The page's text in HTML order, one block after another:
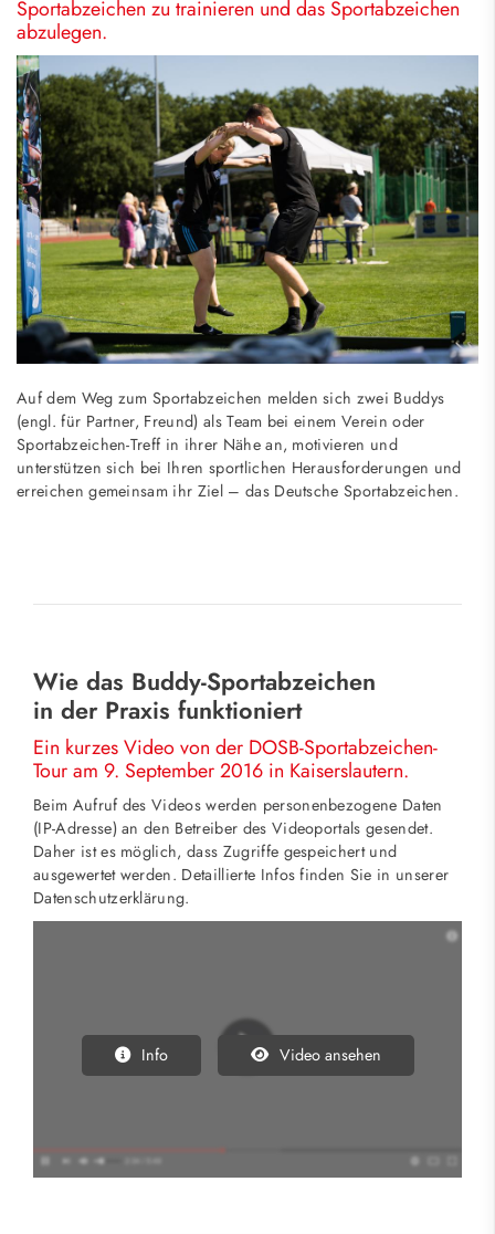
Sportabzeichen zu trainieren und das Sportabzeichen
abzulegen.
Auf dem Weg zum Sportabzeichen melden sich zwei Buddys
(engl. für Partner, Freund) als Team bei einem Verein oder
Sportabzeichen-Treff in ihrer Nähe an, motivieren und
unterstützen sich bei Ihren sportlichen Herausforderungen und
erreichen gemeinsam ihr Ziel – das Deutsche Sportabzeichen.
Wie das Buddy-Sportabzeichen
in der Praxis funktioniert
Ein kurzes Video von der DOSB-Sportabzeichen-
Tour am 9. September 2016 in Kaiserslautern.
Beim Aufruf des Videos werden personenbezogene Daten
(IP-Adresse) an den Betreiber des Videoportals gesendet.
Daher ist es möglich, dass Zugriffe gespeichert und
ausgewertet werden. Detaillierte Infos finden Sie in unserer
Datenschutzerklärung.
Info Video ansehen